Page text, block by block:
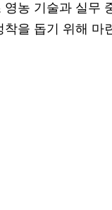
영농 기술과 실무
착을 돕기 위해 마